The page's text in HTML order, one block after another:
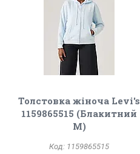
Толстовка жіноча Levi's
1159865515 (Блакитний
M)
1159865515